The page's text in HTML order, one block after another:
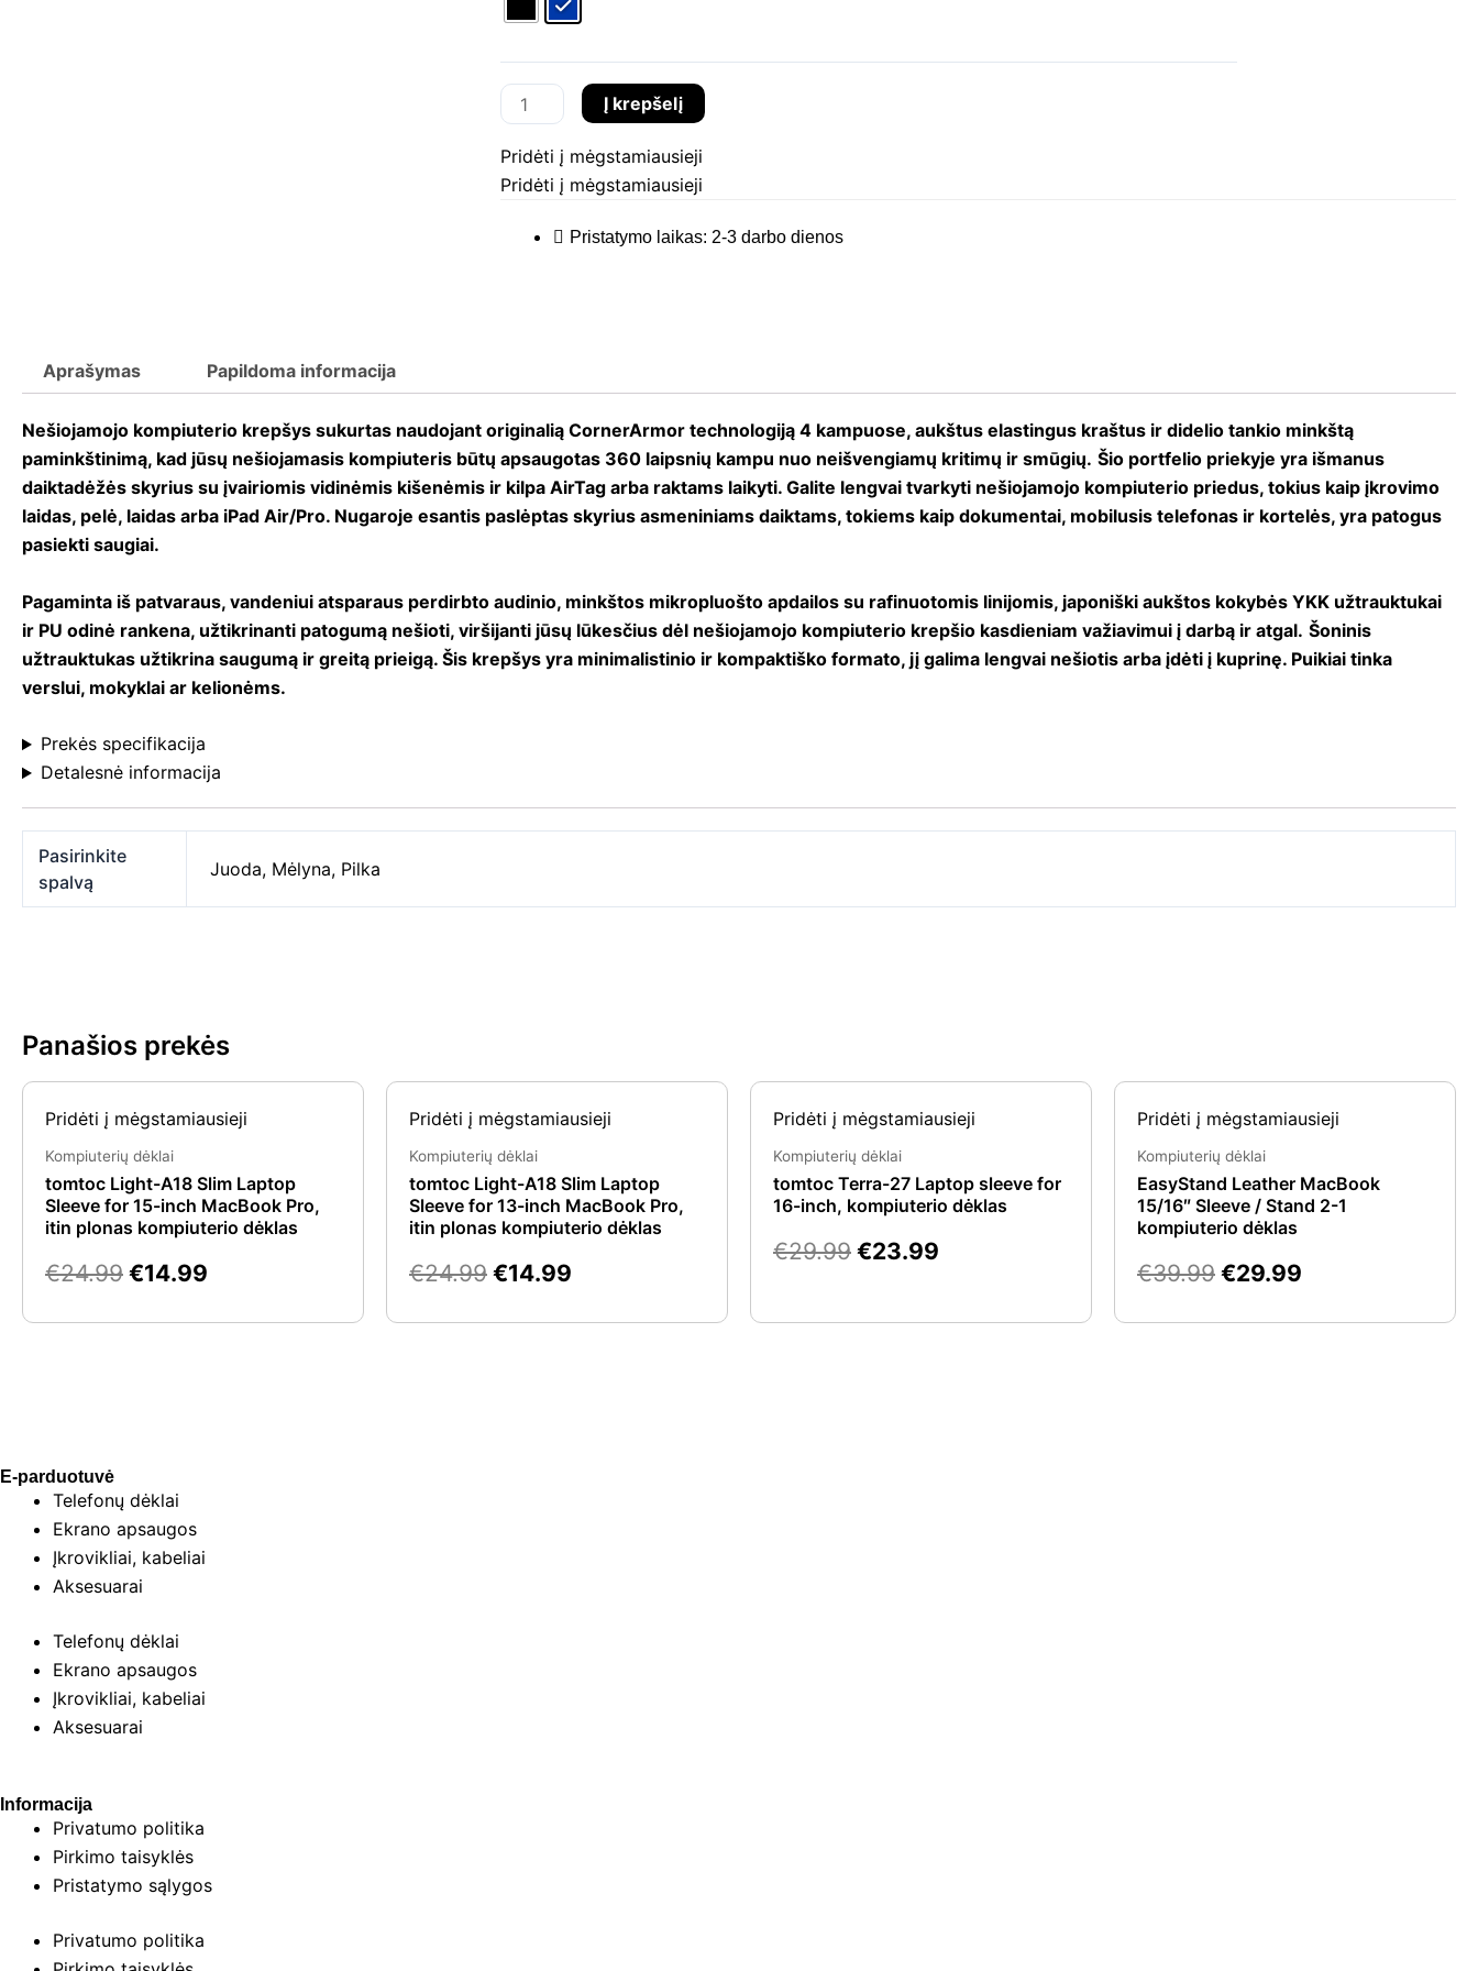
Defender-
Laptop
Briefcase
16-
inch,
Į krepšelį
Pridėti į mėgstamiausieji
Pridėti į mėgstamiausieji
Pristatymo laikas: 2-3 darbo dienos
Aprašymas Papildoma informacija
Nešiojamojo kompiuterio krepšys sukurtas naudojant originalią CornerArmor technologiją 4 kampuose, aukštus elastingus kraštus ir didelio tankio minkštą
paminkštinimą, kad jūsų nešiojamasis kompiuteris būtų apsaugotas 360 laipsnių kampu nuo neišvengiamų kritimų ir smūgių. Šio portfelio priekyje yra išmanus
daiktadėžės skyrius su įvairiomis vidinėmis kišenėmis ir kilpa AirTag arba raktams laikyti. Galite lengvai tvarkyti nešiojamojo kompiuterio priedus, tokius kaip įkrovimo
laidas, pelė, laidas arba iPad Air/Pro. Nugaroje esantis paslėptas skyrius asmeniniams daiktams, tokiems kaip dokumentai, mobilusis telefonas ir kortelės, yra patogus
pasiekti saugiai.
Pagaminta iš patvaraus, vandeniui atsparaus perdirbto audinio, minkštos mikropluošto apdailos su rafinuotomis linijomis, japoniški aukštos kokybės YKK užtrauktukai
ir PU odinė rankena, užtikrinanti patogumą nešioti, viršijanti jūsų lūkesčius dėl nešiojamojo kompiuterio krepšio kasdieniam važiavimui į darbą ir atgal. Šoninis
užtrauktukas užtikrina saugumą ir greitą prieigą. Šis krepšys yra minimalistinio ir kompaktiško formato, jį galima lengvai nešiotis arba įdėti į kuprinę. Puikiai tinka
verslui, mokyklai ar kelionėms.
Prekės specifikacija
Detalesnė informacija
Pasirinkite
spalvą
Juoda, Mėlyna, Pilka
Panašios prekės
Pridėti į mėgstamiausieji
Kompiuterių dėklai
tomtoc Light-A18 Slim Laptop
Sleeve for 15-inch MacBook Pro,
itin plonas kompiuterio dėklas
€24.99
price
was:
€24.99.
€14.99
price
€14.99.
Pridėti į mėgstamiausieji
Kompiuterių dėklai
tomtoc Light-A18 Slim Laptop
Sleeve for 13-inch MacBook Pro,
itin plonas kompiuterio dėklas
€24.99
price
was:
€24.99.
€14.99
price
€14.99.
Pridėti į mėgstamiausieji
Kompiuterių dėklai
tomtoc Terra-27 Laptop sleeve for
16-inch, kompiuterio dėklas
€29.99
price
was:
€29.99.
€23.99
price
€23.99.
Pridėti į mėgstamiausieji
Kompiuterių dėklai
EasyStand Leather MacBook
15/16″ Sleeve / Stand 2-1
kompiuterio dėklas
€39.99
price
was:
€39.99.
€29.99
price
€29.99.
E-parduotuvė
Telefonų dėklai
Ekrano apsaugos
Įkrovikliai, kabeliai
Aksesuarai
Telefonų dėklai
Ekrano apsaugos
Įkrovikliai, kabeliai
Aksesuarai
Informacija
Privatumo politika
Pirkimo taisyklės
Pristatymo sąlygos
Privatumo politika